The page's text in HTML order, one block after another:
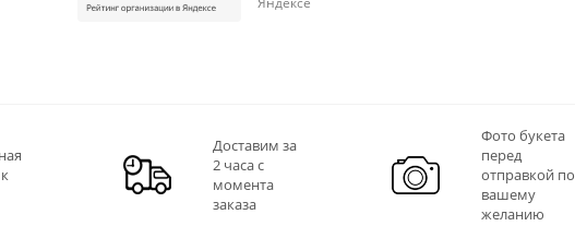
Доставим за
2 часа с
момента
заказа
Фото букета
перед
отправкой по
вашему
желанию